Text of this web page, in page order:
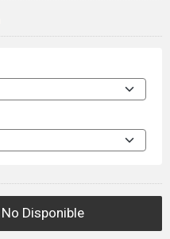
No Disponible